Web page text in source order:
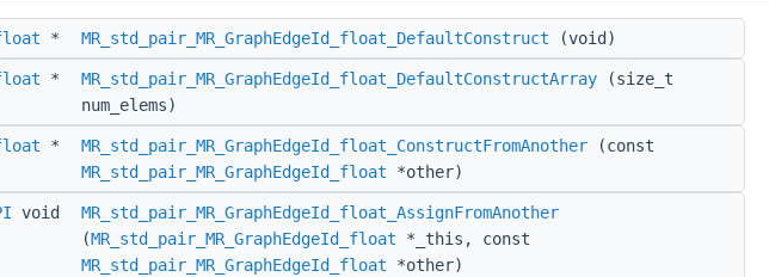
* MR_std_pair_MR_GraphEdgeId_float_DefaultConstruct (void)
* MR_std_pair_MR_GraphEdgeId_float_DefaultConstructArray (size_t
num_elems)
* MR_std_pair_MR_GraphEdgeId_float_ConstructFromAnother (const
MR_std_pair_MR_GraphEdgeId_float *other)
void
MR_std_pair_MR_GraphEdgeId_float_AssignFromAnother
(MR_std_pair_MR_GraphEdgeId_float *_this, const
MR_std_pair_MR_GraphEdgeId_float *other)